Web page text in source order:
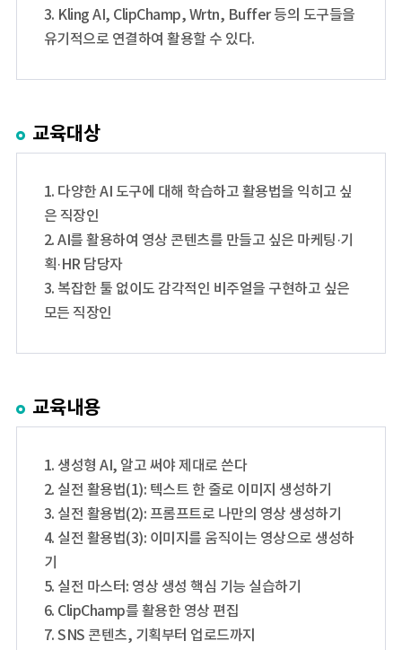
3. Kling AI, ClipChamp, Wrtn, Buffer 등의 도구들을
유기적으로 연결하여 활용할 수 있다.
교육대상
1. 다양한 AI 도구에 대해 학습하고 활용법을 익히고 싶
은 직장인
2. AI를 활용하여 영상 콘텐츠를 만들고 싶은 마케팅·기
획·HR 담당자
3. 복잡한 툴 없이도 감각적인 비주얼을 구현하고 싶은
모든 직장인
교육내용
1. 생성형 AI, 알고 써야 제대로 쓴다
2. 실전 활용법(1): 텍스트 한 줄로 이미지 생성하기
3. 실전 활용법(2): 프롬프트로 나만의 영상 생성하기
4. 실전 활용법(3): 이미지를 움직이는 영상으로 생성하
기
5. 실전 마스터: 영상 생성 핵심 기능 실습하기
6. ClipChamp를 활용한 영상 편집
7. SNS 콘텐츠, 기획부터 업로드까지